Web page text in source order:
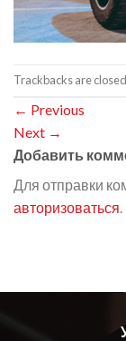
Trackbacks are
← Previous
Next →
Добавить
Для отправки
авторизоваться.